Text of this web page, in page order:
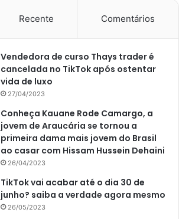
Recente Comentários
Vendedora de curso Thays trader é
cancelada no TikTok após ostentar
vida de luxo
27/04/2023
Conheça Kauane Rode Camargo, a
jovem de Araucária se tornou a
primeira dama mais jovem do Brasil
ao casar com Hissam Hussein Dehaini
26/04/2023
TikTok vai acabar até o dia 30 de
junho? saiba a verdade agora mesmo
26/05/2023